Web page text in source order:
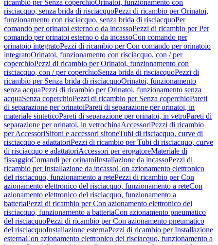
ricambio per Senza coperchioOrinatoi, funzionamento con
risciacquo, senza brida di risciacquoPezzi di ricambio per Orinatoi,
funzionamento con risciacquo, senza brida di risciacquoPer
comando per orinatoi esterno o da incassoPezzi di ricambio per Per
comando per orinatoi esterno o da incassoCon comando per
orinatoio integratoPezzi di ricambio per Con comando per orinatoio
integratoOrinatoi, funzionamento con risciacquo, con / per
coperchioPezzi di ricambio per Orinatoi, funzionamento con
risciacquo, con / per coperchioSenza brida di risciacquoPezzi di
ricambio per Senza brida di risciacquoOrinatoi, funzionamento
senza acquaPezzi di ricambio per Orinatoi, funzionamento senza
acquaSenza coperchioPezzi di ricambio per Senza coperchioPareti
di separazione per orinatoiPareti di separazione per orinatoi, in
materiale sinteticoPareti di separazione per orinatoi, in vetroPareti di
separazione per orinatoi, in vetrochinaAccessoriPezzi di ricambio
per AccessoriSifoni e accessori sifoneTubi di risciacquo, curve di
risciacquo e adattatoriPezzi di ricambio per Tubi di risciacquo, curve
di risciacquo e adattatoriAccessori per erogatoreMateriale di
fissaggioComandi per orinatoiInstallazione da incassoPezzi di
ricambio per Installazione da incassoCon azionamento elettronico
del risciacquo, funzionamento a retePezzi di ricambio per Con
azionamento elettronico del risciacquo, funzionamento a reteCon
azionamento elettronico del risciacquo, funzionamento a
batteriaPezzi di ricambio per Con azionamento elettronico del
risciacquo, funzionamento a batteriaCon azionamento pneumatico
del risciacquoPezzi di ricambio per Con azionamento pneumatico
del risciacquoInstallazione esternaPezzi di ricambio per Installazione
esternaCon azionamento elettronico del risciacquo, funzionamento a